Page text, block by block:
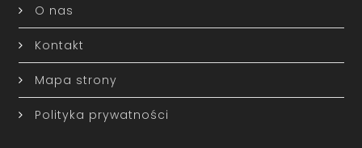
O nas
Kontakt
Mapa strony
Polityka prywatności